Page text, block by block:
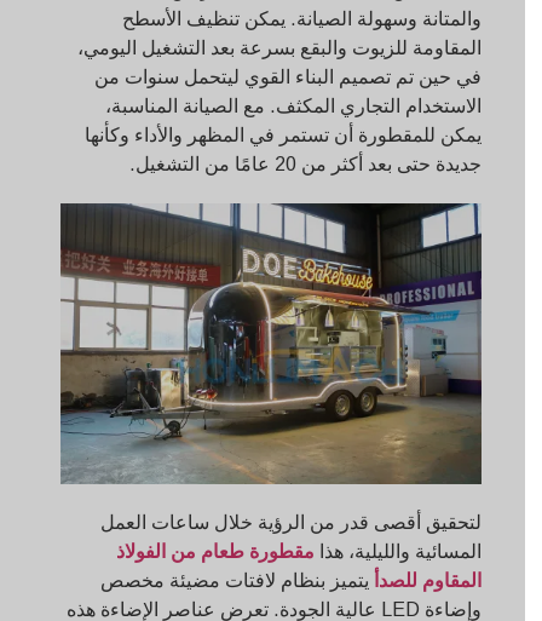
والمتانة وسهولة الصيانة. يمكن تنظيف الأسطح
المقاومة للزيوت والبقع بسرعة بعد التشغيل اليومي،
في حين تم تصميم البناء القوي ليتحمل سنوات من
الاستخدام التجاري المكثف. مع الصيانة المناسبة،
يمكن للمقطورة أن تستمر في المظهر والأداء وكأنها
جديدة حتى بعد أكثر من 20 عامًا من التشغيل.
لتحقيق أقصى قدر من الرؤية خلال ساعات العمل
المسائية والليلية، هذامقطورة طعام من الفولاذ
المقاوم للصدأيتميز بنظام لافتات مضيئة مخصص
وإضاءة LED عالية الجودة. تعرض عناصر الإضاءة هذه